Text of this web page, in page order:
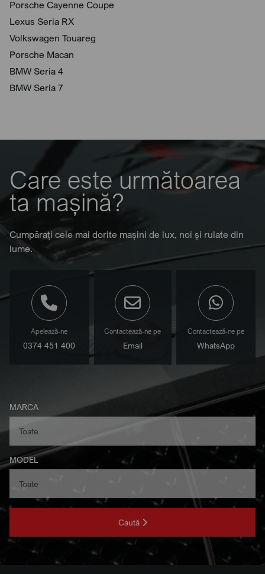
Porsche Cayenne Coupe
Lexus Seria RX
Volkswagen Touareg
Porsche Macan
BMW Seria 4
BMW Seria 7
Care este următoarea
ta mașină?
Cumpărați cele mai dorite mașini de lux, noi și rulate din
lume.
Apelează-ne
0374 451 400
Contactează-ne pe
Email
Contactează-ne pe
WhatsApp
MARCA
MODEL
Caută